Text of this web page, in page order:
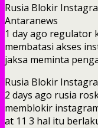
Rusia Blokir
Antaranews
1 day ago regulator
membatasi akses
jaksa meminta
Rusia Blokir
2 days ago rusia
memblokir
at 11 3 hal itu